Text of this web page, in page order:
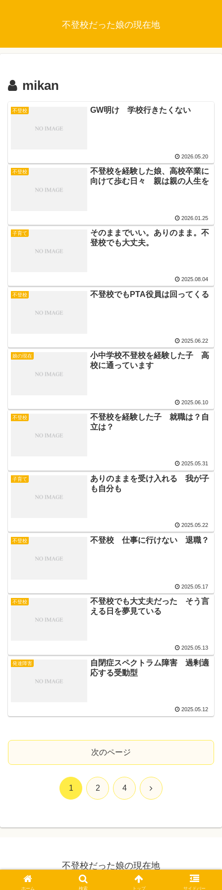
不登校だった娘の現在地
mikan
不登校 GW明け 学校行きたくない
2026.05.20
不登校
不登校を経験した娘、高校卒業に
向けて歩む日々 親は親の人生を
2026.01.25
子育て
そのままでいい。ありのまま。不
登校でも大丈夫。
2025.08.04
不登校 不登校でもPTA役員は回ってくる
2025.06.22
娘の現在
小中学校不登校を経験した子 高
校に通っています
2025.06.10
不登校
不登校を経験した子 就職は？自
立は？
2025.05.31
子育て
ありのままを受け入れる 我が子
も自分も
2025.05.22
不登校 不登校 仕事に行けない 退職？
2025.05.17
不登校
不登校でも大丈夫だった そう言
える日を夢見ている
2025.05.13
発達障害
自閉症スペクトラム障害 過剰適
応する受動型
2025.05.12
次のページ
1 2 4 次
不登校だった娘の現在地
© 2025 不登校だった娘の現在地.
ホーム 検索 トップ サイドバー